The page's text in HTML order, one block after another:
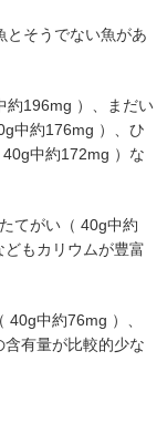
とそうでない魚があ
約196mg ）、まだい
中約176mg ）、ひ
中約172mg ）な
てがい（ 40g中約
もカリウムが豊富
中約76mg ）、
有量が比較的少な